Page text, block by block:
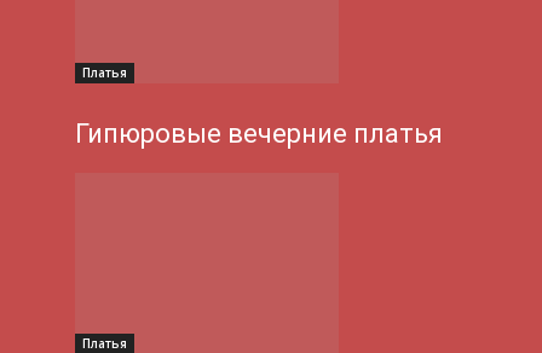
Платья
Гипюровые вечерние платья
Платья